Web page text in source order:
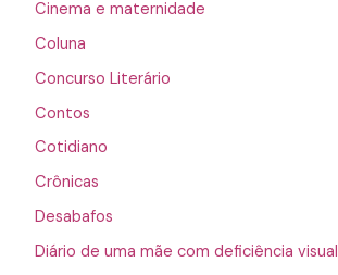
Cinema e maternidade
Coluna
Concurso Literário
Contos
Cotidiano
Crônicas
Desabafos
Diário de uma mãe com deficiência visual